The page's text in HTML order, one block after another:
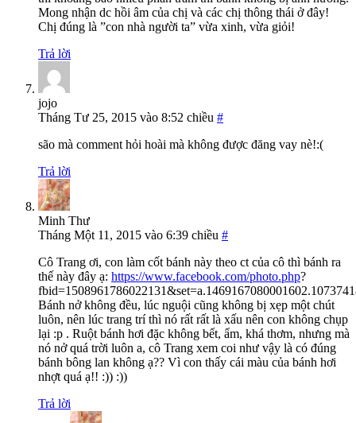
Mong nhận dc hồi âm của chị và các chị thông thái ở đây!
Chị đúng là ”con nhà người ta” vừa xinh, vừa giỏi!
Trả lời
jojo
Tháng Tư 25, 2015 vào 8:52 chiều #
são mà comment hỏi hoài mà không được đăng vay nè!:(
Trả lời
Minh Thư
Tháng Một 11, 2015 vào 6:39 chiều #
Cô Trang ơi, con làm cốt bánh này theo ct của cô thì bánh ra
thế này đây ạ: https://www.facebook.com/photo.php?
Bánh nở không đều, lúc nguội cũng không bị xẹp một chút
luôn, nên lúc trang trí thì nó rất rất là xấu nên con không chụp
lại :p . Ruột bánh hơi đặc không bết, ẩm, khá thơm, nhưng mà
nó nở quá trời luôn a, cô Trang xem coi như vậy là có đúng
bánh bông lan không ạ?? Vì con thấy cái màu của bánh hơi
nhợt quá ạ!! :)) :))
Trả lời